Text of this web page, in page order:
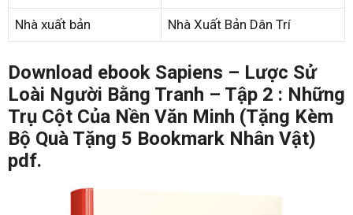
Nhà xuất bản Nhà Xuất Bản Dân Trí
Download ebook Sapiens – Lược Sử
Loài Người Bằng Tranh – Tập 2 : Những
Trụ Cột Của Nền Văn Minh (Tặng Kèm
Bộ Quà Tặng 5 Bookmark Nhân Vật)
pdf.